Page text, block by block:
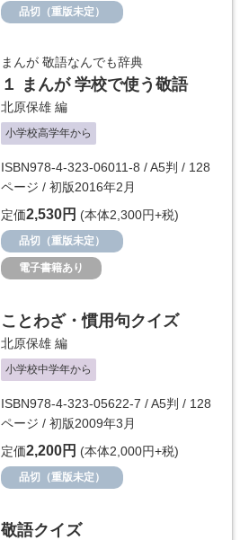
品切（重版未定）
まんが 敬語なんでも辞典
１ まんが 学校で使う敬語
北原保雄 編
小学校高学年から
ISBN978-4-323-06011-8 / A5判 / 128
ページ / 初版2016年2月
定価2,530円 (本体2,300円+税)
品切（重版未定）
電子書籍あり
ことわざ・慣用句クイズ
北原保雄 編
小学校中学年から
ISBN978-4-323-05622-7 / A5判 / 128
ページ / 初版2009年3月
定価2,200円 (本体2,000円+税)
品切（重版未定）
敬語クイズ